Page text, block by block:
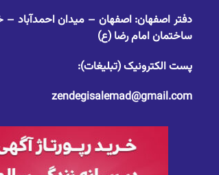
دفتر اصفهان: اصفهان – میدان احمدآباد –
ساختمان امام رضا (ع)
پست الکترونیک (تبلیغات):
zendegisalemad@gmail.com